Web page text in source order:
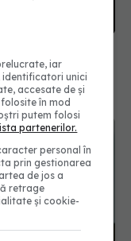
deficitară la
târziuiar
unici
accesate de și
în mod
putem folosi
partenerilor.
personal în
prin gestionarea
de jos a
retrage
și cookie-